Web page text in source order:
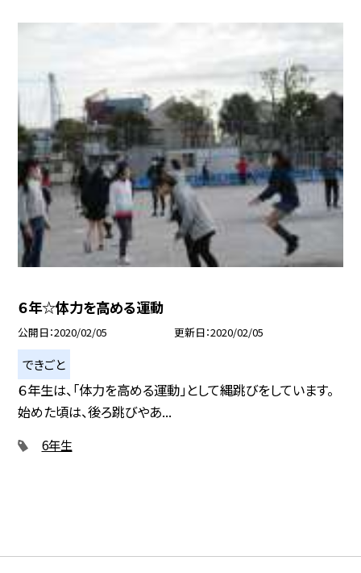
６年☆体力を高める運動
公開日 2020/02/05 更新日 2020/02/05
できごと
６年生は、「体力を高める運動」として縄跳びをしています。
始めた頃は、後ろ跳びやあ...
6年生